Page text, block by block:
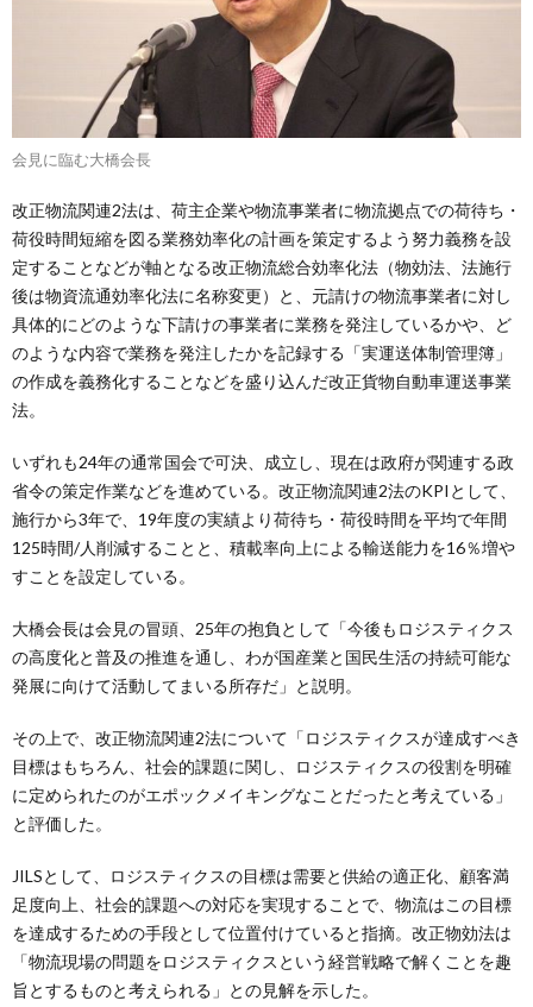
会見に臨む大橋会長
改正物流関連2法は、荷主企業や物流事業者に物流拠点での荷待ち・
荷役時間短縮を図る業務効率化の計画を策定するよう努力義務を設
定することなどが軸となる改正物流総合効率化法（物効法、法施行
後は物資流通効率化法に名称変更）と、元請けの物流事業者に対し
具体的にどのような下請けの事業者に業務を発注しているかや、ど
のような内容で業務を発注したかを記録する「実運送体制管理簿」
の作成を義務化することなどを盛り込んだ改正貨物自動車運送事業
法。
いずれも24年の通常国会で可決、成立し、現在は政府が関連する政
省令の策定作業などを進めている。改正物流関連2法のKPIとして、
施行から3年で、19年度の実績より荷待ち・荷役時間を平均で年間
125時間/人削減することと、積載率向上による輸送能力を16％増や
すことを設定している。
大橋会長は会見の冒頭、25年の抱負として「今後もロジスティクス
の高度化と普及の推進を通し、わが国産業と国民生活の持続可能な
発展に向けて活動してまいる所存だ」と説明。
その上で、改正物流関連2法について「ロジスティクスが達成すべき
目標はもちろん、社会的課題に関し、ロジスティクスの役割を明確
に定められたのがエポックメイキングなことだったと考えている」
と評価した。
JILSとして、ロジスティクスの目標は需要と供給の適正化、顧客満
足度向上、社会的課題への対応を実現することで、物流はこの目標
を達成するための手段として位置付けていると指摘。改正物効法は
「物流現場の問題をロジスティクスという経営戦略で解くことを趣
旨とするものと考えられる」との見解を示した。